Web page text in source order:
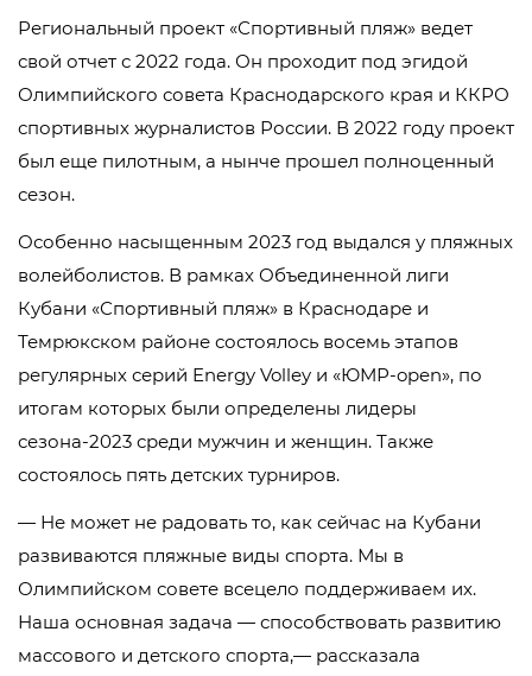
Региональный проект «Спортивный пляж» ведет
свой отчет с 2022 года. Он проходит под эгидой
Олимпийского совета Краснодарского края и ККРО
спортивных журналистов России. В 2022 году проект
был еще пилотным, а нынче прошел полноценный
сезон.
Особенно насыщенным 2023 год выдался у пляжных
волейболистов. В рамках Объединенной лиги
Кубани «Спортивный пляж» в Краснодаре и
Темрюкском районе состоялось восемь этапов
регулярных серий Energy Volley и «ЮМР-open», по
итогам которых были определены лидеры
сезона-2023 среди мужчин и женщин. Также
состоялось пять детских турниров.
— Не может не радовать то, как сейчас на Кубани
развиваются пляжные виды спорта. Мы в
Олимпийском совете всецело поддерживаем их.
Наша основная задача — способствовать развитию
массового и детского спорта,— рассказала